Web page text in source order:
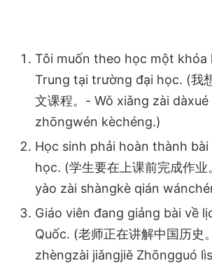
Tôi muốn theo học một khóa
Trung tại trường đại học. (我
文课程。- Wǒ xiǎng zài dàxué
zhōngwén kèchéng.)
Học sinh phải hoàn thành
học. (学生要在上课前完成作
yào zài shàngkè qián
Giáo viên đang giảng bài về
Quốc. (老师正在讲解中国历史
zhèngzài jiǎngjiě Zhōngguó